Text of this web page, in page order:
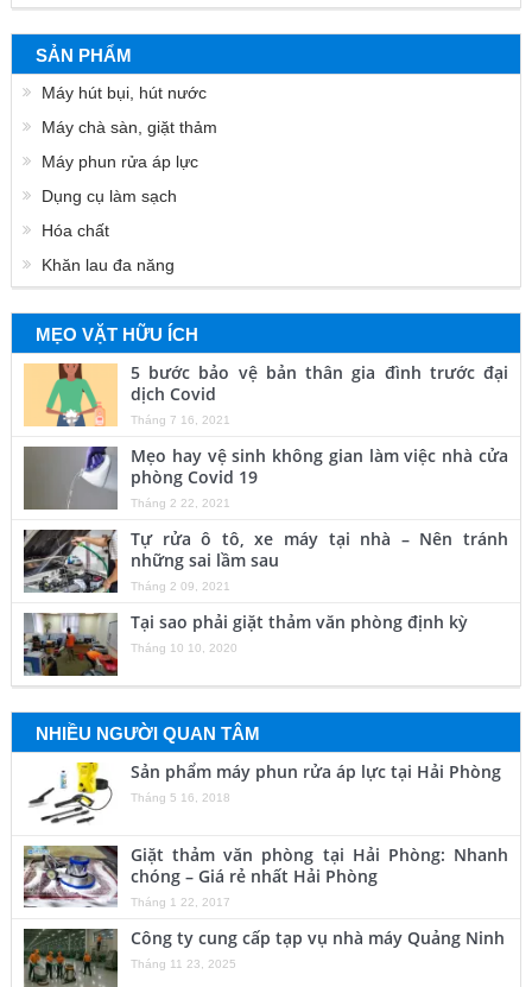
SẢN PHẨM
Máy hút bụi, hút nước
Máy chà sàn, giặt thảm
Máy phun rửa áp lực
Dụng cụ làm sạch
Hóa chất
Khăn lau đa năng
MẸO VẶT HỮU ÍCH
5 bước bảo vệ bản thân gia đình trước đại
dịch Covid
Tháng 7 16, 2021
Mẹo hay vệ sinh không gian làm việc nhà cửa
phòng Covid 19
Tháng 2 22, 2021
Tự rửa ô tô, xe máy tại nhà – Nên tránh
những sai lầm sau
Tháng 2 09, 2021
Tại sao phải giặt thảm văn phòng định kỳ
Tháng 10 10, 2020
NHIỀU NGƯỜI QUAN TÂM
Sản phẩm máy phun rửa áp lực tại Hải Phòng
Tháng 5 16, 2018
Giặt thảm văn phòng tại Hải Phòng: Nhanh
chóng – Giá rẻ nhất Hải Phòng
Tháng 1 22, 2017
Công ty cung cấp tạp vụ nhà máy Quảng Ninh
Tháng 11 23, 2025